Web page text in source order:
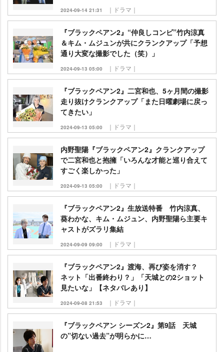
2024-09-14 21:31 ｜ドラマ｜
『ブラックペアン2』“仲良しコンビ”竹内涼真
＆キム・ムジュンが共にクランクアップ「予想
通り大変な撮影でした（笑）」
2024-09-13 05:00 ｜ドラマ｜
『ブラックペアン2』二宮和也、5ヶ月間の撮影
走り抜けクランクアップ「また日曜劇場に戻っ
てきたい」
2024-09-13 05:00 ｜ドラマ｜
内野聖陽『ブラックペアン2』クランクアップ
で二宮和也と抱擁「いろんな才能と巡り合えて
すごく楽しかった」
2024-09-13 05:00 ｜ドラマ｜
『ブラックペアン2』生放送特番 竹内涼真、
葵わかな、キム・ムジュン、内野聖陽ら主要キ
ャストがズラリ集結
2024-09-09 09:00 ｜ドラマ｜
『ブラックペアン2』渡海、再び姿を消す？
ネット「出番終わり？」「天城との2ショット
見たいな」【ネタバレあり】
2024-09-08 21:53 ｜ドラマ｜
『ブラックペアン シーズン2』第9話 天城
の”切ない過去”が明らかに…